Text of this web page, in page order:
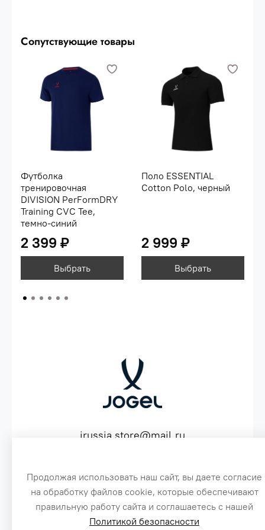
Сопутствующие товары
Футболка
тренировочная
DIVISION PerFormDRY
Training CVC Tee,
темно-синий
2 399 ₽
Выбрать
Поло ESSENTIAL
Cotton Polo, черный
2 999 ₽
Выбрать
jrussia.store@mail.ru
Сайт создан специально по заказу, для оптовых продаж бренда Jogel
Продолжая использовать наш сайт, вы даете согласие
на обработку файлов cookie, которые обеспечивают
правильную работу сайта и соглашаетесь с нашей
Политикой безопасности
3